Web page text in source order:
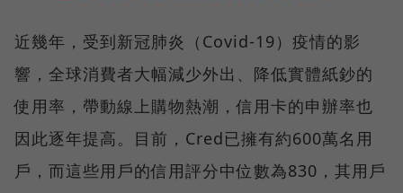
近幾年，受到新冠肺炎（Covid-19）疫情的影
響，全球消費者大幅減少外出、降低實體紙鈔的
使用率，帶動線上購物熱潮，信用卡的申辦率也
因此逐年提高。目前，Cred已擁有約600萬名用
戶，而這些用戶的信用評分中位數為830，其用戶